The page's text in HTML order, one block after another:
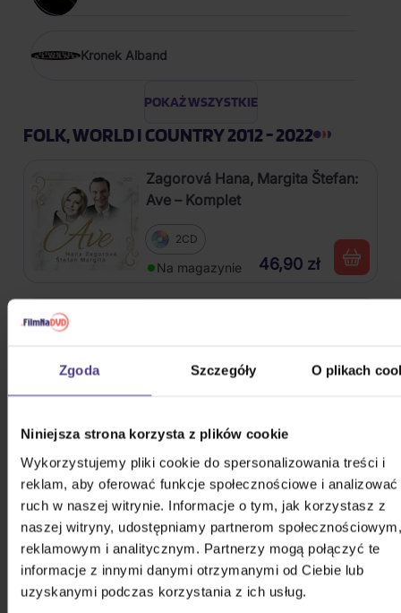
Zgoda Szczegóły O plikach
Niniejsza strona korzysta z plików cookie
Wykorzystujemy pliki cookie do spersonalizowania treści i
reklam, aby oferować funkcje społecznościowe i analizować
ruch w naszej witrynie. Informacje o tym, jak korzystasz z
naszej witryny, udostępniamy partnerom społecznościowym,
reklamowym i analitycznym. Partnerzy mogą połączyć te
informacje z innymi danymi otrzymanymi od Ciebie lub
uzyskanymi podczas korzystania z ich usług.
Kronek Alband
POKAŻ WSZYSTKIE
FOLK, WORLD I COUNTRY 2012 - 2022
Zagorová Hana, Margita Štefan:
Ave – Komplet
2CD
Na magazynie 46,90 zł
Gott Karel: Singly / 300 písní z let
1962-2019
15CD
Na magazynie 118,40 zł
Mládek Ivan: Jožin z bažin a